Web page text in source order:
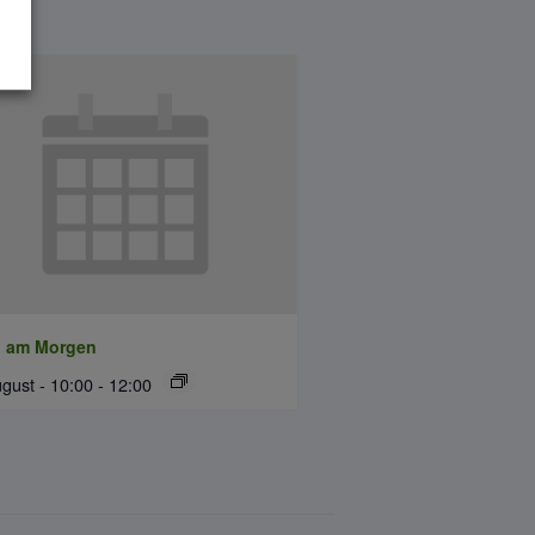
am Morgen
- 10:00 - 12:00